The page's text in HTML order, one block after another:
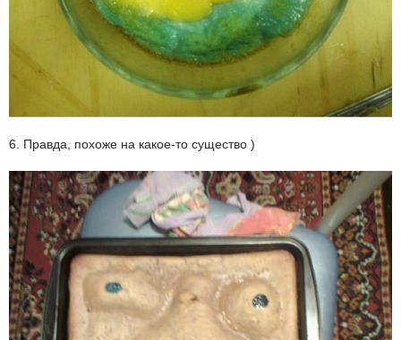
6. Правда, похоже на какое-то существо )